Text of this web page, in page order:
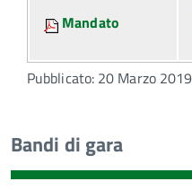
Mandato
Pubblicato: 20 Marzo 2019
Bandi di gara